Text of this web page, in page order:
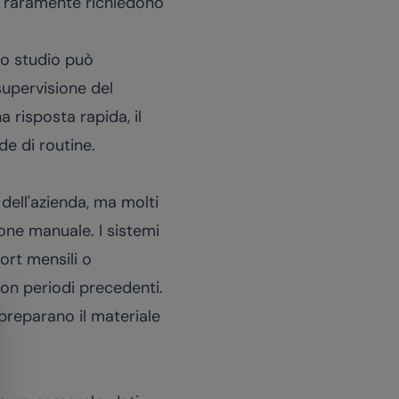
studio può
del
risposta rapida, il
di routine.
ma molti
manuale. I sistemi
mensili o
periodi precedenti.
il materiale